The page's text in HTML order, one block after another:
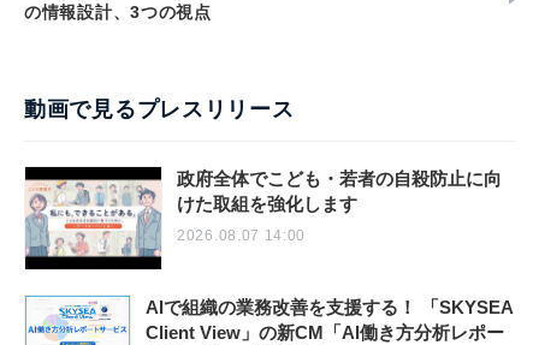
の情報設計、3つの視点
動画で見るプレスリリース
政府全体でこども・若者の自殺防止に向
けた取組を強化します
2026.08.07 14:00
AIで組織の業務改善を支援する！ 「SKYSEA
Client View」の新CM「AI働き方分析レポー